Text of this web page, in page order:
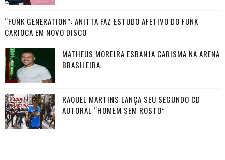
“FUNK GENERATION”: ANITTA FAZ ESTUDO AFETIVO DO FUNK
CARIOCA EM NOVO DISCO
MATHEUS MOREIRA ESBANJA CARISMA NA ARENA
BRASILEIRA
RAQUEL MARTINS LANÇA SEU SEGUNDO CD
AUTORAL “HOMEM SEM ROSTO”